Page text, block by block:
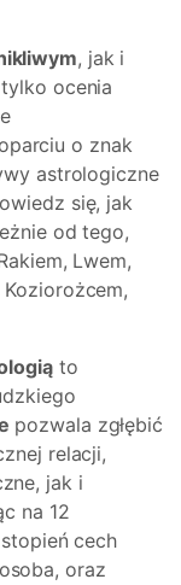
, jak i
ocenia
o znak
astrologiczne
się, jak
od tego,
Lwem,
Koziorożcem,
to
pozwala zgłębić
relacji,
jak i
na 12
cech
oraz